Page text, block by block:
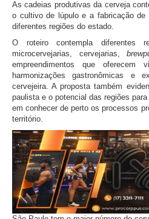
As cadeias produtivas da cerveja
o cultivo de lúpulo e a fabricação de
diferentes regiões do estado.
O roteiro contempla diferentes
microcervejarias, cervejarias,
empreendimentos que oferecem
harmonizações gastronômicas e
cervejeira. A proposta também
paulista e o potencial das regiões
em conhecer de perto os processos
território.